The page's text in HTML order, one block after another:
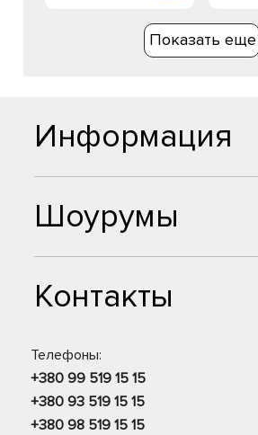
Показать еще
Шоурумы
Контакты
Телефоны:
+380 99 519 15 15
+380 93 519 15 15
+380 98 519 15 15
Информация